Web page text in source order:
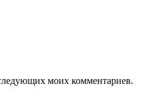
моих комментариев.